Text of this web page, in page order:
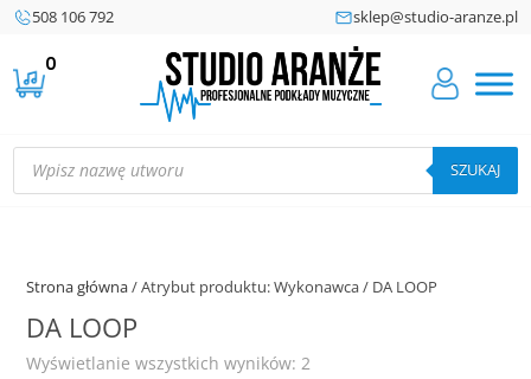
508 106 792 sklep@studio-aranze.pl
0
Wyszukiwarka
produktów SZUKAJ
Strona główna/ Atrybut produktu: Wykonawca / DA LOOP
DA LOOP
Wyświetlanie wszystkich wyników: 2